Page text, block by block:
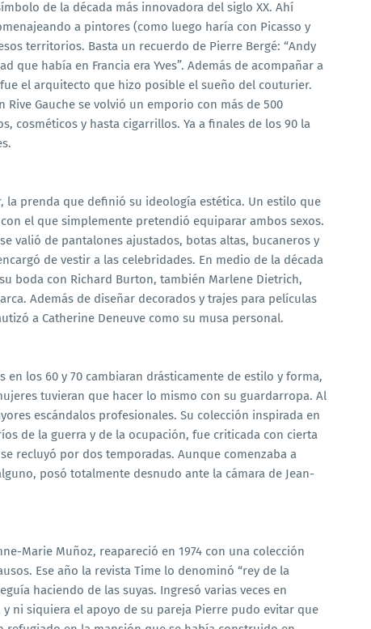
de la década más innovadora del siglo XX. Ahí
a pintores (como luego haría con Picasso y
territorios. Basta un recuerdo de Pierre Bergé: “Andy
que había en Francia era Yves”. Además de acompañar a
el arquitecto que hizo posible el sueño del couturier.
Gauche se volvió un emporio con más de 500
cosméticos y hasta cigarrillos. Ya a finales de los 90 la
la prenda que definió su ideología estética. Un estilo que
el que simplemente pretendió equiparar ambos sexos.
valió de pantalones ajustados, botas altas, bucaneros y
de vestir a las celebridades. En medio de la década
boda con Richard Burton, también Marlene Dietrich,
Además de diseñar decorados y trajes para películas
a Catherine Deneuve como su musa personal.
en los 60 y 70 cambiaran drásticamente de estilo y forma,
tuvieran que hacer lo mismo con su guardarropa. Al
escándalos profesionales. Su colección inspirada en
de la guerra y de la ocupación, fue criticada con cierta
recluyó por dos temporadas. Aunque comenzaba a
posó totalmente desnudo ante la cámara de Jean-
Marie Muñoz, reapareció en 1974 con una colección
Ese año la revista Time lo denominó “rey de la
haciendo de las suyas. Ingresó varias veces en
ni siquiera el apoyo de su pareja Pierre pudo evitar que